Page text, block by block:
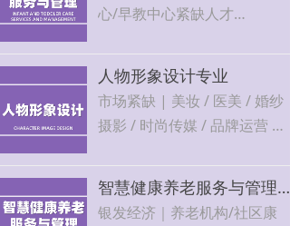
心/早教中心紧缺人才
人物形象设计专业
市场紧缺 | 美妆 / 医美 / 婚纱
摄影 / 时尚传媒 / 品牌运营 5
能越精越吃香，就业薪资可观
智慧健康养老服务与管理专业
银发经济｜养老机构/社区康